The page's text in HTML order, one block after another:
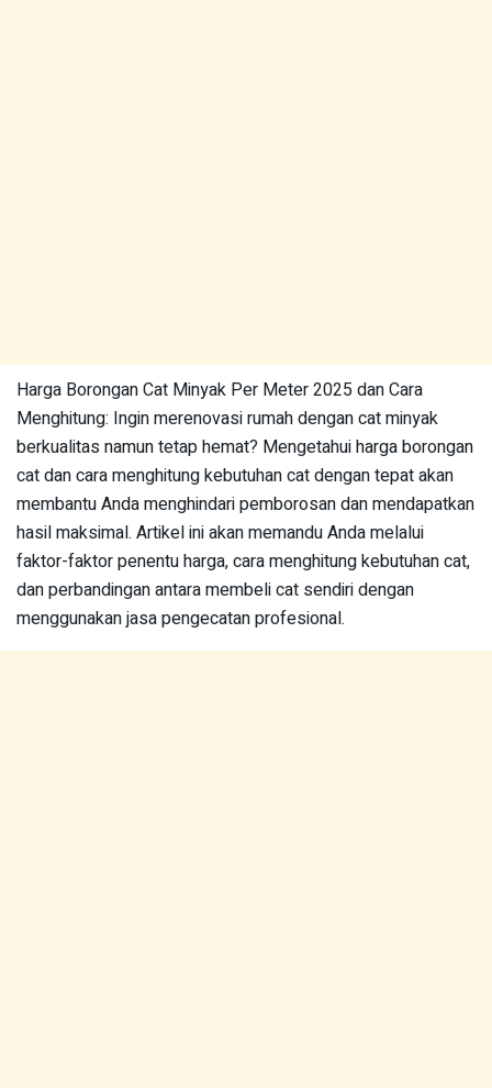
Harga Borongan Cat Minyak Per Meter 2025 dan Cara
Menghitung: Ingin merenovasi rumah dengan cat minyak
berkualitas namun tetap hemat? Mengetahui harga borongan
cat dan cara menghitung kebutuhan cat dengan tepat akan
membantu Anda menghindari pemborosan dan mendapatkan
hasil maksimal. Artikel ini akan memandu Anda melalui
faktor-faktor penentu harga, cara menghitung kebutuhan cat,
dan perbandingan antara membeli cat sendiri dengan
menggunakan jasa pengecatan profesional.